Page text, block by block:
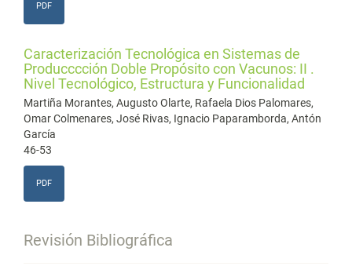
PDF
Caracterización Tecnológica en Sistemas de
Producccción Doble Propósito con Vacunos: II .
Nivel Tecnológico, Estructura y Funcionalidad
Martiña Morantes, Augusto Olarte, Rafaela Dios Palomares,
Omar Colmenares, José Rivas, Ignacio Paparamborda, Antón
García
46-53
PDF
Revisión Bibliográfica